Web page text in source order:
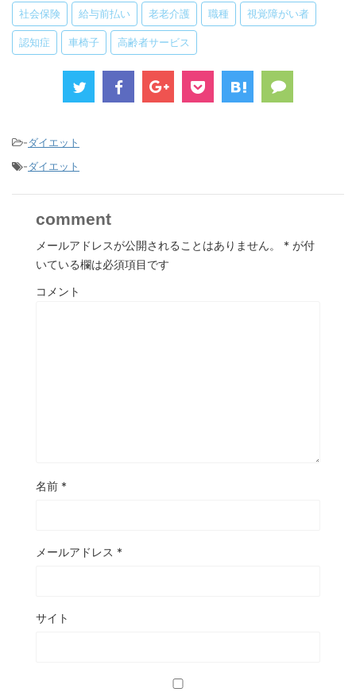
社会保険 給与前払い 老老介護 職種 視覚障がい者
認知症 車椅子 高齢者サービス
-ダイエット
-ダイエット
comment
メールアドレスが公開されることはありません。 * が付
いている欄は必須項目です
コメント
名前 *
メールアドレス *
サイト